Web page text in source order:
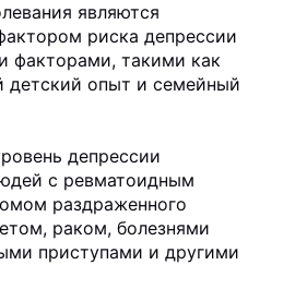
являются
риска депрессии
факторами, такими как
детский опыт и семейный
депрессии
с ревматоидным
раздраженного
раком, болезнями
приступами и другими